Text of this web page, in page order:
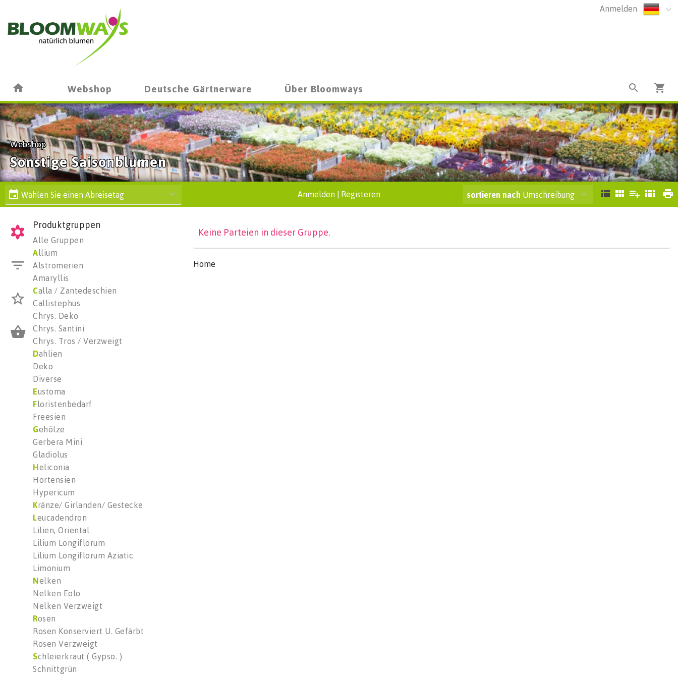
Anmelden
Webshop Deutsche Gärtnerware Über Bloomways
Webshop
Sonstige Saisonblumen
Wählen Sie einen Abreisetag Anmelden Registeren sortieren nach Umschreibung
Produktgruppen
Alle Gruppen
Allium
Alstromerien
Amaryllis
Calla / Zantedeschien
Callistephus
Chrys. Deko
Chrys. Santini
Chrys. Tros / Verzweigt
Dahlien
Deko
Diverse
Eustoma
Floristenbedarf
Freesien
Gehölze
Gerbera Mini
Gladiolus
Heliconia
Hortensien
Hypericum
Kränze/ Girlanden/ Gestecke
Leucadendron
Lilien, Oriental
Lilium Longiflorum
Lilium Longiflorum Aziatic
Limonium
Nelken
Nelken Eolo
Nelken Verzweigt
Rosen
Rosen Konserviert U. Gefärbt
Rosen Verzweigt
Schleierkraut ( Gypso. )
Schnittgrün
Keine Parteien in dieser Gruppe.
Home